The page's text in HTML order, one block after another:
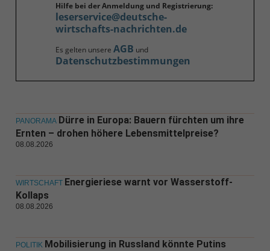
Hilfe bei der Anmeldung und Registrierung:
leserservice@deutsche-
wirtschafts-nachrichten.de
Es gelten unsere AGB und
Datenschutzbestimmungen
PANORAMA Dürre in Europa: Bauern fürchten um ihre
Ernten – drohen höhere Lebensmittelpreise?
08.08.2026
WIRTSCHAFT Energieriese warnt vor Wasserstoff-
Kollaps
08.08.2026
POLITIK Mobilisierung in Russland könnte Putins